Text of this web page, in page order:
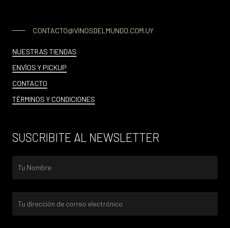
CONTACTO@VINOSDELMUNDO.COM.UY
NUESTRAS TIENDAS
ENVÍOS Y PICKUP
CONTACTO
TÉRMINOS Y CONDICIONES
SUSCRIBITE AL NEWSLETTER